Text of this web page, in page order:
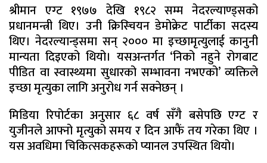
श्रीमान एग्ट १९७७ देखि १९८२ सम्म नेदरल्याण्ड्सको
प्रधानमन्त्री थिए। उनी क्रिस्चियन डेमोक्रेट पार्टीका सदस्य
थिए। नेदरल्यान्ड्समा सन् २००० मा इच्छामृत्युलाई कानुनी
मान्यता दिइएको थियो। यसअन्तर्गत ‘निको नहुने रोगबाट
पीडित वा स्वास्थ्यमा सुधारको सम्भावना नभएको’ व्यक्तिले
इच्छा मृत्युका लागि अनुरोध गर्न सक्नेछन् ।
मिडिया रिपोर्टका अनुसार ६८ वर्ष सँगै बसेपछि एग्ट र
युजीनले आफ्नो मृत्युको समय र दिन आफैं तय गरेका थिए ।
यस अवधिमा चिकित्सकहरूको प्यानल उपस्थित थियो।